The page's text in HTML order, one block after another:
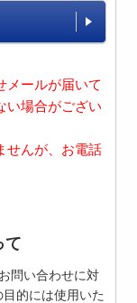
メールが届いて
い場合がござい
せんが、お電話
て
問い合わせに対
的には使用いた